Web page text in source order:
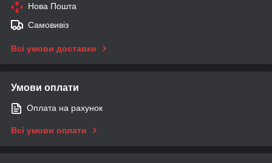
Нова Пошта
Самовивіз
Всі умови доставки
Умови оплати
Оплата на рахунок
Всі умови оплати